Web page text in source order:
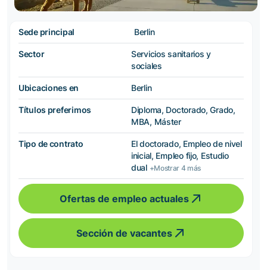
Sede principal Berlin
Sector
Servicios sanitarios y
sociales
Ubicaciones en Berlin
Títulos preferimos
Diploma, Doctorado, Grado,
MBA, Máster
Tipo de contrato
El doctorado, Empleo de nivel
inicial, Empleo fijo, Estudio
dual +Mostrar 4 más
Ofertas de empleo actuales
Sección de vacantes